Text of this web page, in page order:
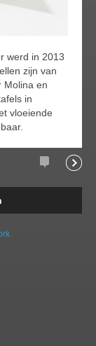
werd in 2013
zijn van
Molina en
in
vloeiende
Comments